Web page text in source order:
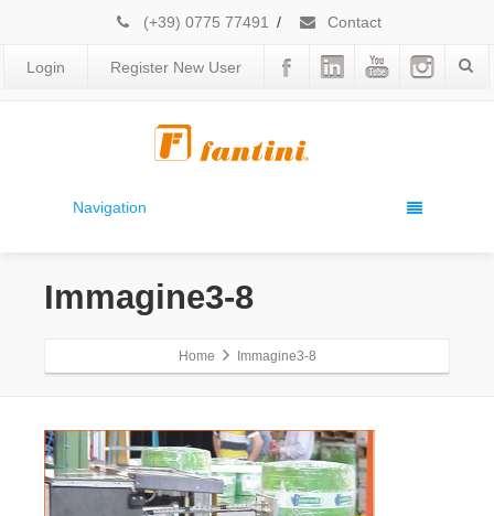
(+39) 0775 77491 / Contact
Login Register New User
Navigation
Immagine3-8
Home Immagine3-8